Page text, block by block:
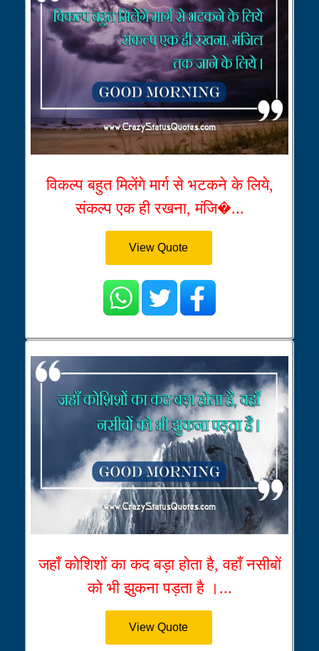
विकल्प बहुत मिलेंगे मार्ग से भटकने के लिये,
संकल्प एक ही रखना, मंजि�...
View Quote
जहाँ कोशिशों का कद बड़ा होता है, वहाँ नसीबों
को भी झुकना पड़ता है ।...
View Quote